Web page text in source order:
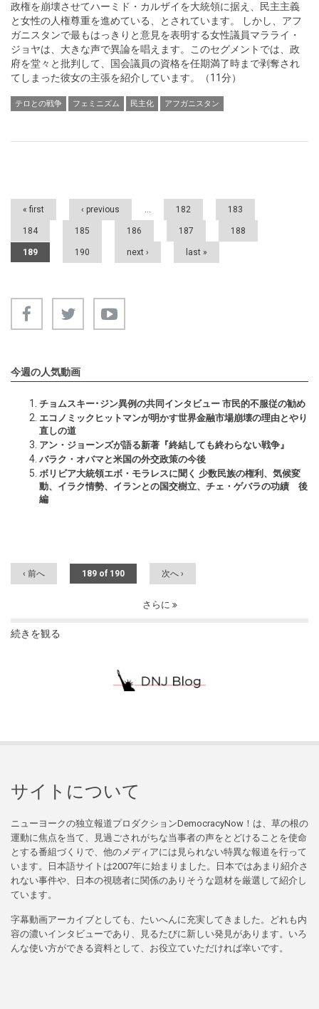
政権を崩壊させてハーミド・カルザイを大統領に据え、民主主義
と女性の人権尊重を進めている、とされています。 しかし、アフ
ガニスタンで最もはっきりと意見を表明する女性議員マラライ・
ジョヤは、大きな声で異論を唱えます。このセグメントでは、政
府を堂々と批判して、国会議員の資格を任期満了時まで剥奪され
てしまった彼女の主張を紹介しています。（11分）
テロとの戦争 フェミニズム 民主化 アフガニスタン
Pages
« first ‹ previous … 182 183
184 185 186 187 188
189 190 next › last »
今週の人気動画
チョムスキー･ジン異例の共同インタビュー 市民的不服従の勧め
エコノミックヒットマンが明かす世界金融市場崩壊の理由とやり
直しの道
アン・ジョーンズが語る新著『終結しても終わらない戦争』
バラク・オバマと米国の外交政策の今後
ボリビア大統領エボ・モラレスに聞く 少数民族の権利、気候変
動、イラク情勢、イランとの国交樹立、チェ・ゲバラの功績 後
編
‹ 前へ 189 of 190 次へ ›
さらに
続きを観る
サイトについて
ニューヨークの独立報道プロダクションDemocracyNow！は、草の根の
運動に焦点を当て、見過ごされがちな当事者の声をとどけることを使命
とする番組づくりで、他のメディアには見られない特異な報道を行って
います。日本語サイトは2007年に始まりました。日本ではあまり紹介さ
れない事件や、日本の視聴者に関係のありそうな題材を厳選して紹介し
ています。
字幕動画アーカイブとしても、たいへんに充実してきました。どれも内
容の濃いインタビューであり、見るたびに新しい発見があります。いろ
んな使い方ができる資料として、お役立ていただければ幸いです。